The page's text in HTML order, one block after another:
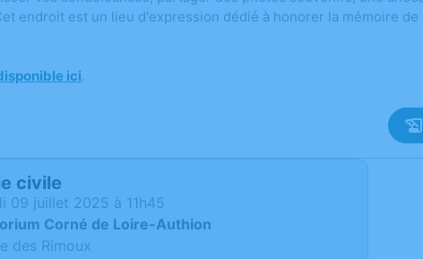
endroit est un lieu d'expression dédié à honorer la mémoire de
ici.
civile
09 juillet 2025 à 11h45
Corné de Loire-Authion
des Rimoux